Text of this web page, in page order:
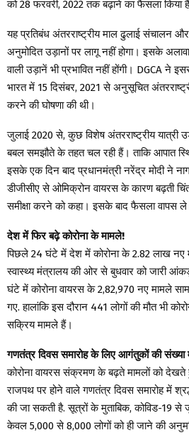
को 28 फरवरी, 2022 तक बढ़ाने का फैसला किया
यह प्रतिबंध अंतरराष्ट्रीय माल ढुलाई संचालन और
अनुमोदित उड़ानों पर लागू नहीं होगा। इसके
वाली उड़ानें भी प्रभावित नहीं होंगी। DGCA ने
भारत में 15 दिसंबर, 2021 से अनुसूचित
करने की घोषणा की थी।
जुलाई 2020 से, कुछ विशेष अंतरराष्ट्रीय
बबल समझौते के तहत चल रही हैं। ताकि आपात
इसके एक दिन बाद प्रधानमंत्री नरेंद्र मोदी ने
डीजीसीए से ओमिक्रोन वायरस के कारण बढ़ती
समीक्षा करने को कहा। इसके बाद फैसला वापस ले
देश में फिर बढ़े कोरोना के मामले!
पिछले 24 घंटे में देश में कोरोना के 2.82 लाख नए
स्वास्थ्य मंत्रालय की ओर से बुधवार को जारी
घंटे में कोरोना वायरस के 2,82,970 नए मामले
गए. हालांकि इस दौरान 441 लोगों की मौत भी
सक्रिय मामले हैं।
गणतंत्र दिवस समारोह के लिए आगंतुकों की संख्या
कोरोना वायरस संक्रमण के बढ़ते मामलों को देखते
राजपथ पर होने वाले गणतंत्र दिवस समारोह में
की जा सकती है. सूत्रों के मुताबिक, कोविड-19 से
केवल 5,000 से 8,000 लोगों को ही जाने की